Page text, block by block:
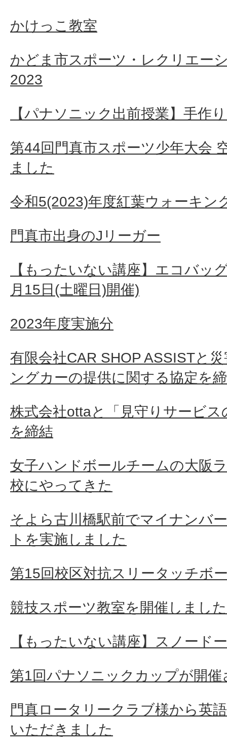
かけっこ教室
かどま市スポーツ・レクリエー
2023
【パナソニック出前授業】手作
第44回門真市スポーツ少年大会
ました
令和5(2023)年度紅葉ウォーキン
門真市出身のJリーガー
【もったいない講座】エコバッ
月15日(土曜日)開催)
2023年度実施分
有限会社CAR SHOP ASSISTと
ングカーの提供に関する協定を
株式会社ottaと「見守りサービ
を締結
女子ハンドボールチームの大阪
校にやってきた
そよら古川橋駅前でマイナンバ
トを実施しました
第15回校区対抗スリータッチボ
競技スポーツ教室を開催しました
【もったいない講座】スノード
第1回パナソニックカップが開
門真ロータリークラブ様から英
いただきました